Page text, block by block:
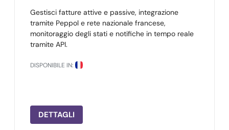
Gestisci fatture attive e passive, integrazione
tramite Peppol e rete nazionale francese,
monitoraggio degli stati e notifiche in tempo reale
tramite API.
DISPONIBILE IN:
DETTAGLI